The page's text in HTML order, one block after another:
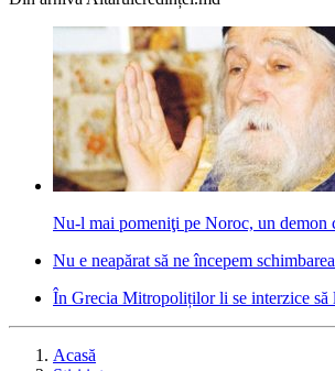
Nu-l mai pomeniţi pe Noroc, un demon
Nu e neapărat să ne începem
În Grecia Mitropoliților li se interzice să
Acasă